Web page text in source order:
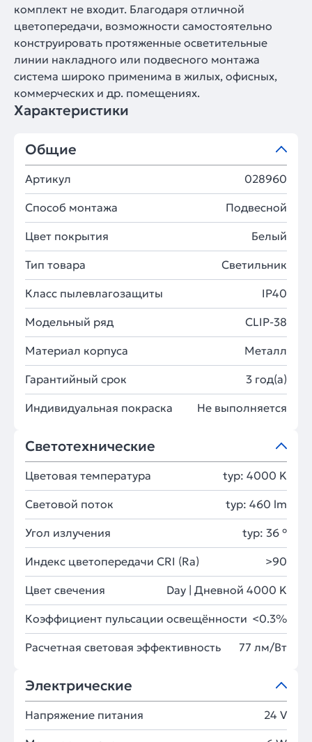
комплект не входит. Благодаря отличной
цветопередачи, возможности самостоятельно
конструировать протяженные осветительные
линии накладного или подвесного монтажа
система широко применима в жилых, офисных,
коммерческих и др. помещениях.
Характеристики
Общие
Артикул 028960
Способ монтажа Подвесной
Цвет покрытия Белый
Тип товара Светильник
Класс пылевлагозащиты IP40
Модельный ряд CLIP-38
Материал корпуса Металл
Гарантийный срок 3 год(а)
Индивидуальная покраска Не выполняется
Светотехнические
Цветовая температура typ: 4000 K
Световой поток typ: 460 lm
Угол излучения typ: 36 °
Индекс цветопередачи CRI (Ra) >90
Цвет свечения Day | Дневной 4000 K
Коэффициент пульсации освещённости <0.3%
Расчетная световая эффективность 77 лм/Вт
Электрические
Напряжение питания 24 V